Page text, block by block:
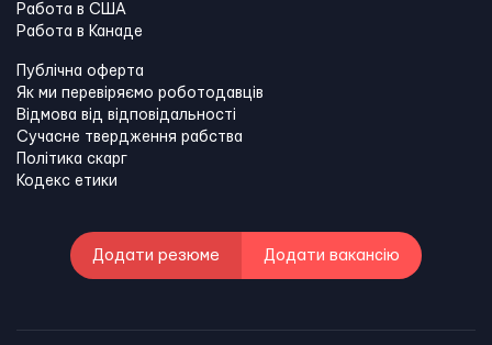
Работа в США
Работа в Канадe
Публічна оферта
Як ми перевіряємо роботодавців
Відмова від відповідальності
Сучасне твердження рабства
Політика скарг
Кодекс етики
Додати резюме Додати вакансію